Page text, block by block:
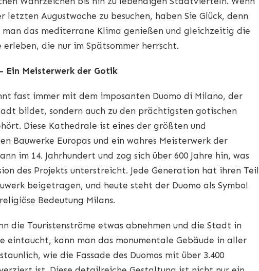
letzten Augustwoche zu besuchen, haben Sie Glück, denn
man das mediterrane Klima genießen und gleichzeitig die
die nur im Spätsommer herrscht.
Ein Meisterwerk der Gotik
fast immer mit dem imposanten Duomo di Milano, der
bildet, sondern auch zu den prächtigsten gotischen
Diese Kathedrale ist eines der größten und
Bauwerke Europas und ein wahres Meisterwerk der
im 14. Jahrhundert und zog sich über 600 Jahre hin, was
des Projekts unterstreicht. Jede Generation hat ihren Teil
beigetragen, und heute steht der Duomo als Symbol
Bedeutung Milans.
die Touristenströme etwas abnehmen und die Stadt in
eintaucht, kann man das monumentale Gebäude in aller
wie die Fassade des Duomos mit über 3.400